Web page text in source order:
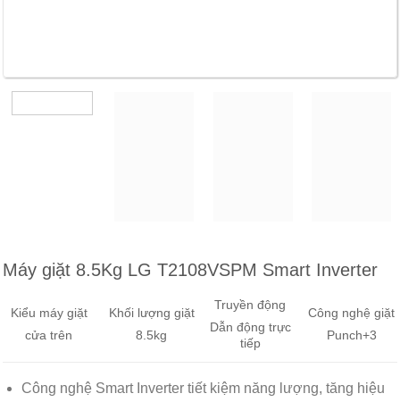
Máy giặt 8.5Kg LG T2108VSPM Smart Inverter
Kiểu máy giặt
cửa trên
Khối lượng giặt
8.5kg
Truyền động
Dẫn động trực
tiếp
Công nghệ giặt
Punch+3
Công nghệ Smart Inverter tiết kiệm năng lượng, tăng hiệu